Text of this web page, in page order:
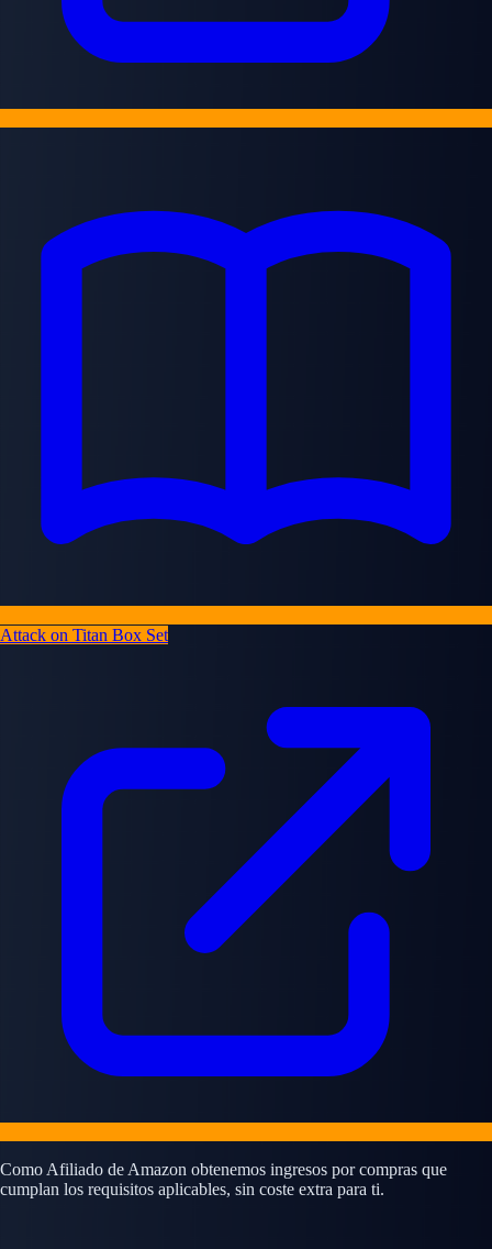
Attack on Titan Box Set
Como Afiliado de Amazon obtenemos ingresos por compras que
cumplan los requisitos aplicables, sin coste extra para ti.